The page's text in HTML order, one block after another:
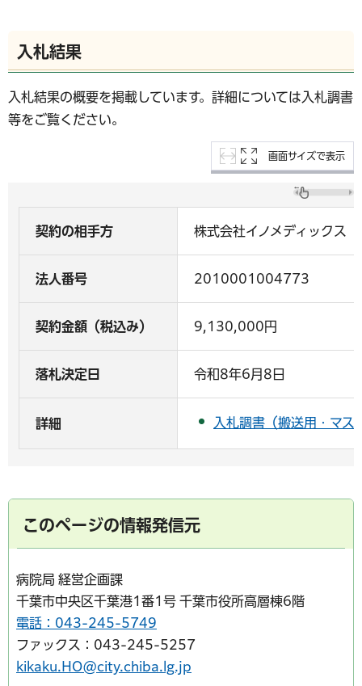
入札結果
入札結果の概要を掲載しています。詳細については入札調書
等をご覧ください。
画面サイズで表示
契約の相手方 株式会社イノメディックス
法人番号 2010001004773
契約金額（税込み） 9,130,000円
落札決定日 令和8年6月8日
詳細 入札調書（搬送用・マ
このページの情報発信元
病院局 経営企画課
千葉市中央区千葉港1番1号 千葉市役所高層棟6階
電話：043-245-5749
ファックス：043-245-5257
kikaku.HO@city.chiba.lg.jp